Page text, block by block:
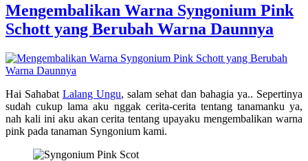
Mengembalikan Warna Syngonium Pink
Schott yang Berubah Warna Daunnya
Hai Sahabat Lalang Ungu, salam sehat dan bahagia ya.. Sepertinya
sudah cukup lama aku nggak cerita-cerita tentang tanamanku ya,
nah kali ini aku akan cerita tentang upayaku mengembalikan warna
pink pada tanaman Syngonium kami.